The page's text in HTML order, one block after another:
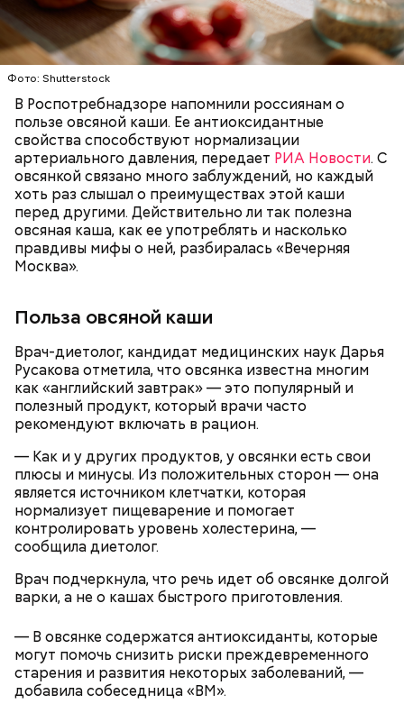
Фото: Shutterstock
В Роспотребнадзоре напомнили россиянам о
пользе овсяной каши. Ее антиоксидантные
свойства способствуют нормализации
артериального давления, передает РИА Новости. С
овсянкой связано много заблуждений, но каждый
хоть раз слышал о преимуществах этой каши
перед другими. Действительно ли так полезна
овсяная каша, как ее употреблять и насколько
правдивы мифы о ней, разбиралась «Вечерняя
Москва».
Польза овсяной каши
Врач-диетолог, кандидат медицинских наук Дарья
Русакова отметила, что овсянка известна многим
как «английский завтрак» — это популярный и
полезный продукт, который врачи часто
рекомендуют включать в рацион.
— Как и у других продуктов, у овсянки есть свои
плюсы и минусы. Из положительных сторон — она
является источником клетчатки, которая
нормализует пищеварение и помогает
контролировать уровень холестерина, —
сообщила диетолог.
Врач подчеркнула, что речь идет об овсянке долгой
варки, а не о кашах быстрого приготовления.
— В овсянке содержатся антиоксиданты, которые
могут помочь снизить риски преждевременного
старения и развития некоторых заболеваний, —
добавила собеседница «ВМ».